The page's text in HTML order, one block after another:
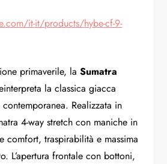
it-it/products/hybe-cf-9-
primaverile, laSumatra
la classica giacca
Realizzata in
4-way stretch con maniche in
comfort, traspirabilità e massima
L’apertura frontale con bottoni,